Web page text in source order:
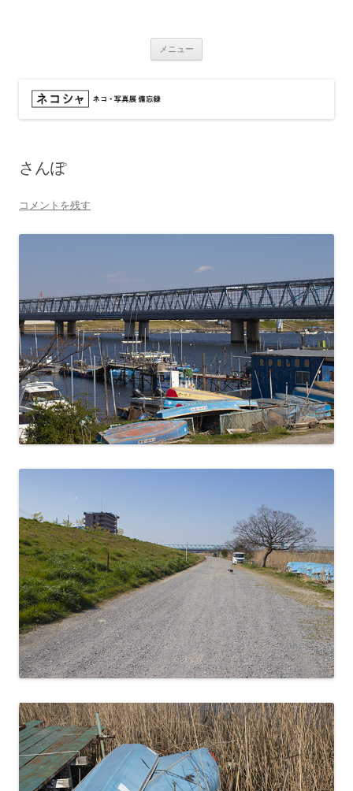
メニュー
さんぽ
コメントを残す